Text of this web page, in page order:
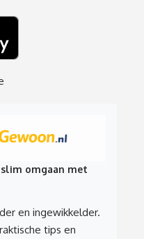
slim omgaan met
en ingewikkelder.
tips en